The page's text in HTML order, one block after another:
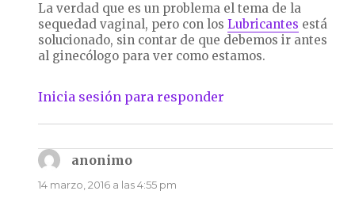
La verdad que es un problema el tema de la
sequedad vaginal, pero con los Lubricantes está
solucionado, sin contar de que debemos ir antes
al ginecólogo para ver como estamos.
Inicia sesión para responder
anonimodice:
14 marzo, 2016 a las 4:55 pm